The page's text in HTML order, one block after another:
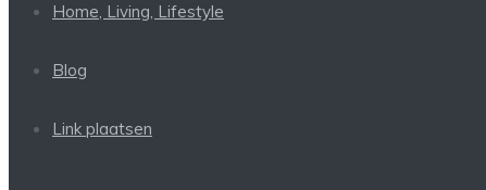
Home, Living, Lifestyle
Blog
Link plaatsen